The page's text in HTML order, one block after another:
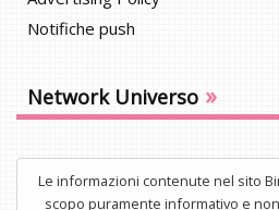
Notifiche push
Network Universo »
Le informazioni contenute nel sito
scopo puramente informativo e